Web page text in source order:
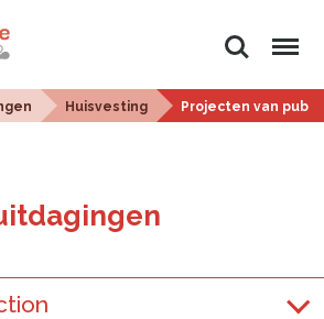
Zoeken Menu
Huisvesting Projecten van